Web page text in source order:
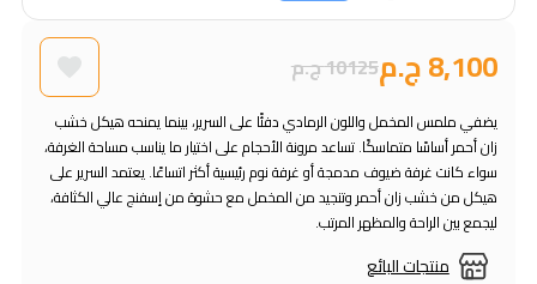
8,100 ج.م 10125 ج.م
منتجات البائع
يضفي ملمس المخمل واللون الرمادي دفئًا على السرير، بينما يمنحه هيكل خشب
زان أحمر أساسًا متماسكًا. تساعد مرونة الأحجام على اختيار ما يناسب مساحة الغرفة،
سواء كانت غرفة ضيوف مدمجة أو غرفة نوم رئيسية أكثر اتساعًا. يعتمد السرير على
هيكل من خشب زان أحمر وتنجيد من المخمل مع حشوة من إسفنج عالي الكثافة،
ليجمع بين الراحة والمظهر المرتب.